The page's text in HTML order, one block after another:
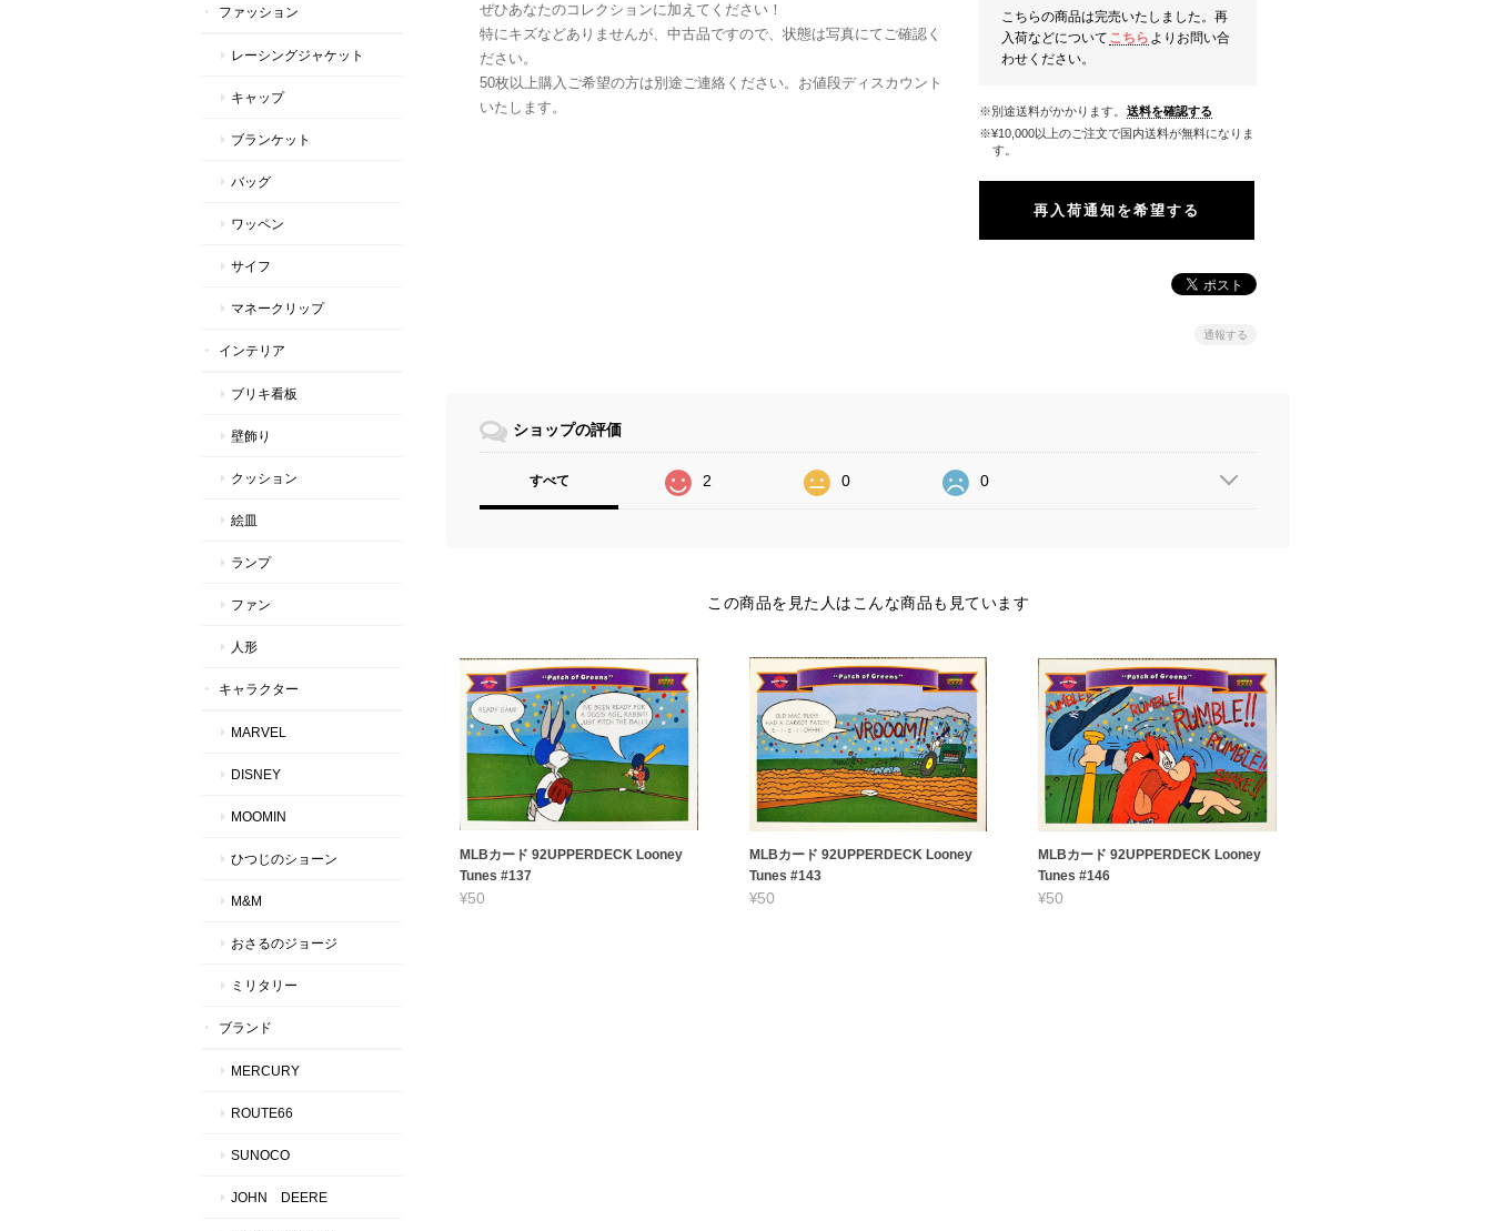
ぜひあなたのコレクションに加えてください！
特にキズなどありませんが、中古品ですので、状態は写真にてご確認く
ださい。
50枚以上購入ご希望の方は別途ご連絡ください。お値段ディスカウント
いたします。
こちらの商品は完売いたしました。再
入荷などについて こちら よりお問い合
わせください。
※別途送料がかかります。 送料を確認する
※¥10,000以上のご注文で国内送料が無料になりま
す。
再入荷通知を希望する
通報する
ショップの評価
すべて 2 0 0
この商品を見た人はこんな商品も見ています
MLBカード 92UPPERDECK Looney
Tunes #137
¥50
MLBカード 92UPPERDECK Looney
Tunes #143
¥50
MLBカード 92UPPERDECK Looney
Tunes #146
¥50
ファッション
レーシングジャケット
キャップ
ブランケット
バッグ
ワッペン
サイフ
マネークリップ
インテリア
ブリキ看板
壁飾り
クッション
絵皿
ランプ
ファン
人形
キャラクター
MARVEL
DISNEY
MOOMIN
ひつじのショーン
M&M
おさるのジョージ
ミリタリー
ブランド
MERCURY
ROUTE66
SUNOCO
JOHN DEERE